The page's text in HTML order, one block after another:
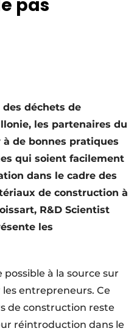
pas
déchets de
les partenaires du
de bonnes pratiques
qui soient facilement
dans le cadre des
de construction à
R&D Scientist
les
à la source sur
les entrepreneurs. Ce
de construction reste
réintroduction dans le